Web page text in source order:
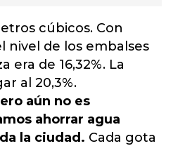
cúbicos. Con
nivel de los embalses
era de 16,32%. La
al 20,3%.
aún no es
ahorrar agua
la ciudad. Cada gota